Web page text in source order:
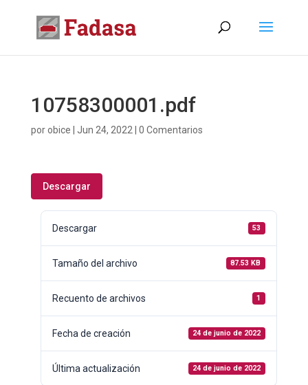
10758300001.pdf
porobice Jun 24, 2022 0 Comentarios
Descargar
Descargar 53
Tamaño del archivo 87.53 KB
Recuento de archivos 1
Fecha de creación 24 de junio de 2022
Última actualización 24 de junio de 2022